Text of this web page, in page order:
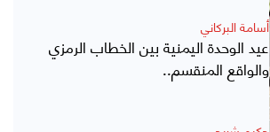
أسامة البركاني
عيد الوحدة اليمنية بين الخطاب الرمزي
والواقع المنقسم..